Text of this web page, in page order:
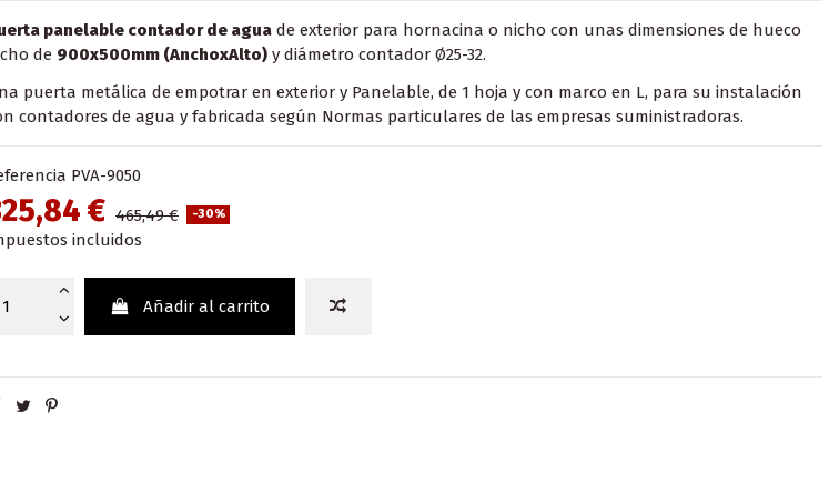
panelable contador de agua de exterior para hornacina o nicho con unas dimensiones de hueco
de 900x500mm (AnchoxAlto) y diámetro contador Ø25-32.
puerta metálica de empotrar en exterior y Panelable, de 1 hoja y con marco en L, para su instalación
contadores de agua y fabricada según Normas particulares de las empresas suministradoras.
PVA-9050
€ 465,49 € -30%
incluidos
Añadir al carrito